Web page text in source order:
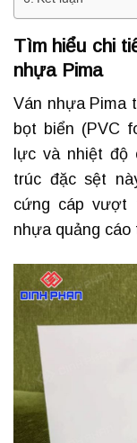
Tìm hiểu chi
nhựa Pima
Ván nhựa Pima
bọt biển (PVC
lực và nhiệt độ
trúc đặc sệt
cứng cáp vượt
nhựa quảng